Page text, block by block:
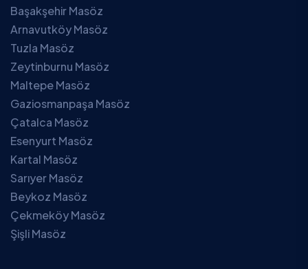
Başakşehir Masöz
Arnavutköy Masöz
Tuzla Masöz
Zeytinburnu Masöz
Maltepe Masöz
Gaziosmanpaşa Masöz
Çatalca Masöz
Esenyurt Masöz
Kartal Masöz
Sarıyer Masöz
Beykoz Masöz
Çekmeköy Masöz
Şişli Masöz